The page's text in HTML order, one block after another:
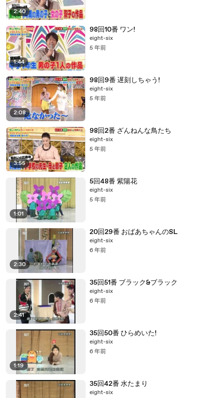
2:40
1:44
98回10番 ワン!
eight-six
5 年前
2:08
98回9番 遅刻しちゃう!
eight-six
5 年前
3:55
98回2番 ざんねんな鳥たち
eight-six
5 年前
1:01
5回48番 紫陽花
eight-six
5 年前
2:30
20回29番 おばあちゃんのSL
eight-six
6 年前
2:41
35回51番 ブラック&ブラック
eight-six
6 年前
1:19
35回50番 ひらめいた!
eight-six
6 年前
35回42番 水たまり
eight-six